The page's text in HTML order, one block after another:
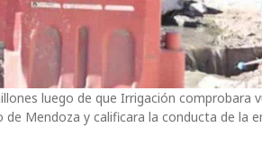
luego de que Irrigación comprobara
Mendoza y calificara la conducta de la